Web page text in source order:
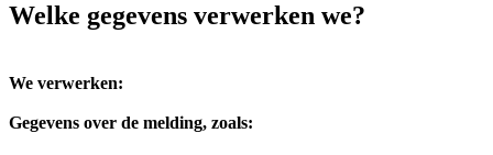
Welke gegevens verwerken we?
We verwerken:
Gegevens over de melding, zoals: